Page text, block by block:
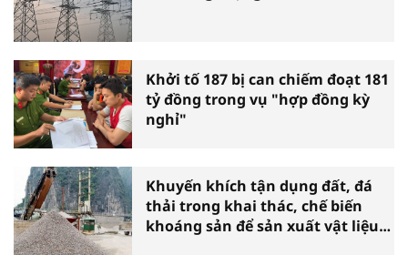
Khởi tố 187 bị can chiếm đoạt 181
tỷ đồng trong vụ "hợp đồng kỳ
nghỉ"
Khuyến khích tận dụng đất, đá
thải trong khai thác, chế biến
khoáng sản để sản xuất vật liệu